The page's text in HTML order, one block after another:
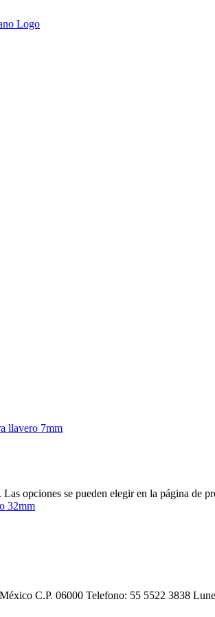
opciones se pueden elegir en la página de
C.P. 06000 Telefono: 55 5522 3838